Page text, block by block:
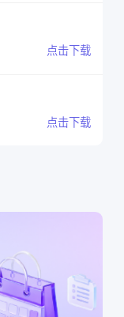
点击下载
点击下载